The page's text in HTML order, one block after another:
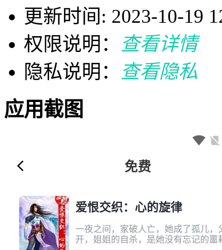
更新时间: 2023-10-19
权限说明：
查看详情
隐私说明：
查看隐私
应用截图